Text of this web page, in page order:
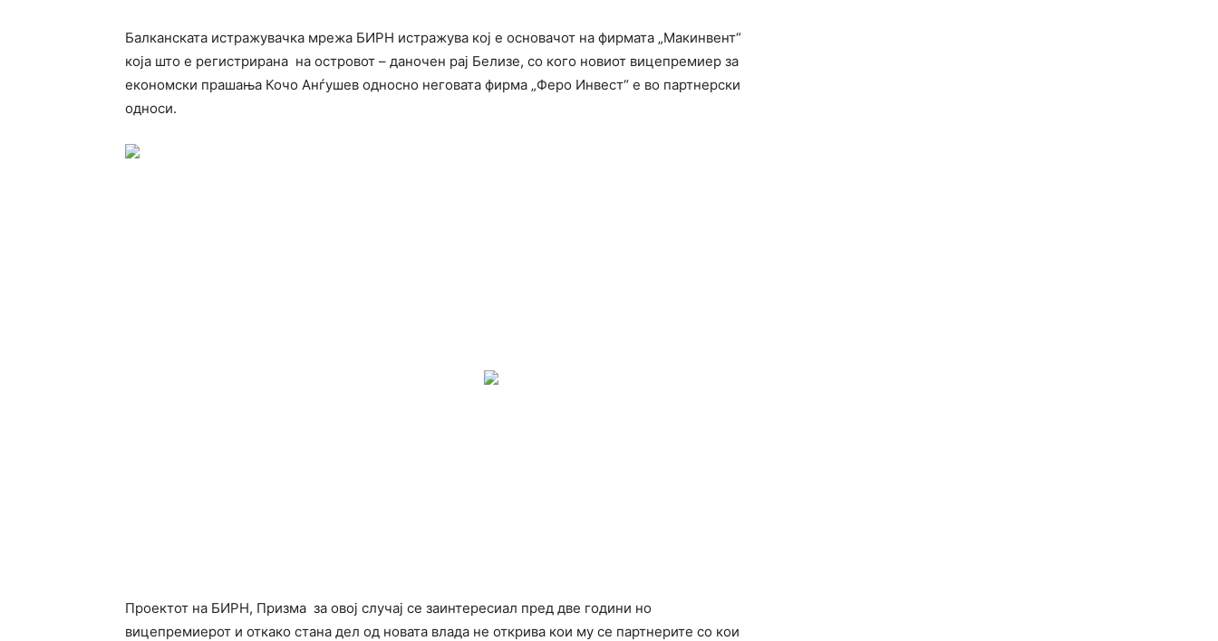
Балканската истражувачка мрежа БИРН истражува кој е основачот на фирмата „Макинвент“
која што е регистрирана на островот – даночен рај Белизе, со кого новиот вицепремиер за
економски прашања Кочо Анѓушев односно неговата фирма „Феро Инвест“ е во партнерски
односи.
Проектот на БИРН, Призма за овој случај се заинтересиал пред две години но
вицепремиерот и откако стана дел од новата влада не открива кои му се партнерите со кои